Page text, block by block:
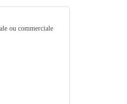
ou commerciale